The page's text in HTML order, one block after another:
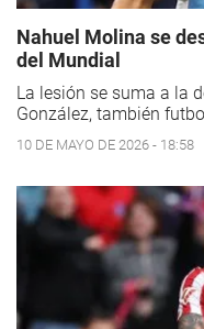
Nahuel Molina se
del Mundial
La lesión se suma a la
González, también
10 DE MAYO DE 2026 - 18:58